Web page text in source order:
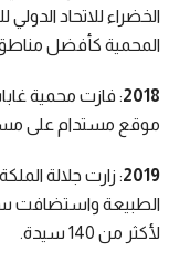
المحمية كأفضل
2018
موقع مستدام على
2019: زارت جلالة الملكة
الطبيعة واستضافت
لأكثر من 140 سيدة.